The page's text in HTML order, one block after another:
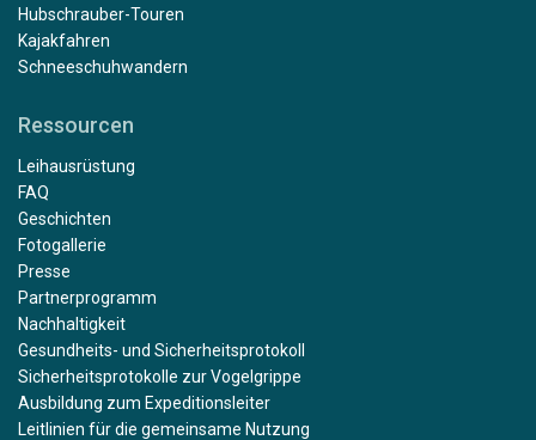
Hubschrauber-Touren
Kajakfahren
Schneeschuhwandern
Ressourcen
Leihausrüstung
FAQ
Geschichten
Fotogallerie
Presse
Partnerprogramm
Nachhaltigkeit
Gesundheits- und Sicherheitsprotokoll
Sicherheitsprotokolle zur Vogelgrippe
Ausbildung zum Expeditionsleiter
Leitlinien für die gemeinsame Nutzung